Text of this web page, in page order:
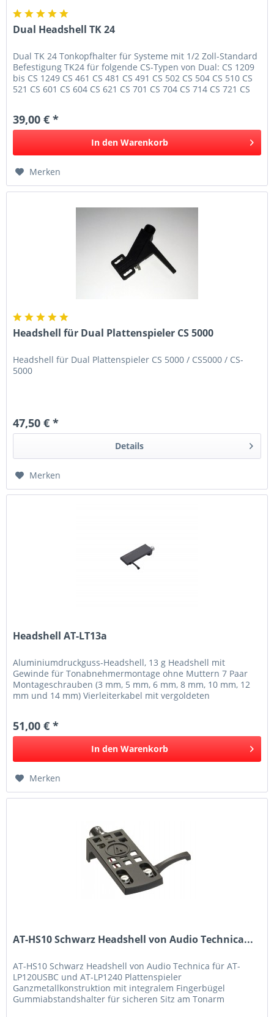
Dual Headshell TK 24
Dual TK 24 Tonkopfhalter für Systeme mit 1/2 Zoll-Standard
Befestigung TK24 für folgende CS-Typen von Dual: CS 1209
bis CS 1249 CS 461 CS 481 CS 491 CS 502 CS 504 CS 510 CS
521 CS 601 CS 604 CS 621 CS 701 CS 704 CS 714 CS 721 CS
39,00 € *
In den Warenkorb
Merken
Headshell für Dual Plattenspieler CS 5000
Headshell für Dual Plattenspieler CS 5000 / CS5000 / CS-
5000
47,50 € *
Details
Merken
Headshell AT-LT13a
Aluminiumdruckguss-Headshell, 13 g Headshell mit
Gewinde für Tonabnehmermontage ohne Muttern 7 Paar
Montageschrauben (3 mm, 5 mm, 6 mm, 8 mm, 10 mm, 12
mm und 14 mm) Vierleiterkabel mit vergoldeten
51,00 € *
In den Warenkorb
Merken
AT-HS10 Schwarz Headshell von Audio Technica...
AT-HS10 Schwarz Headshell von Audio Technica für AT-
LP120USBC und AT-LP1240 Plattenspieler
Ganzmetallkonstruktion mit integralem Fingerbügel
Gummiabstandshalter für sicheren Sitz am Tonarm